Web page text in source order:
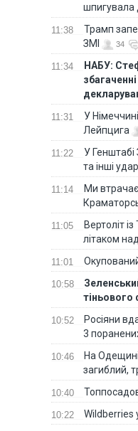
шпигувала
11:38
Трамп
ЗМІ
34
11:34
НАБУ:
11:31
У
Лейпцига
11:22
У
та інші
11:14
Ми
11:05
Вертоліт
літаком
11:01
10:58
тіньового
10:52
Росіяни
3
10:46
На
загиблий,
10:40
10:22 Wildberries